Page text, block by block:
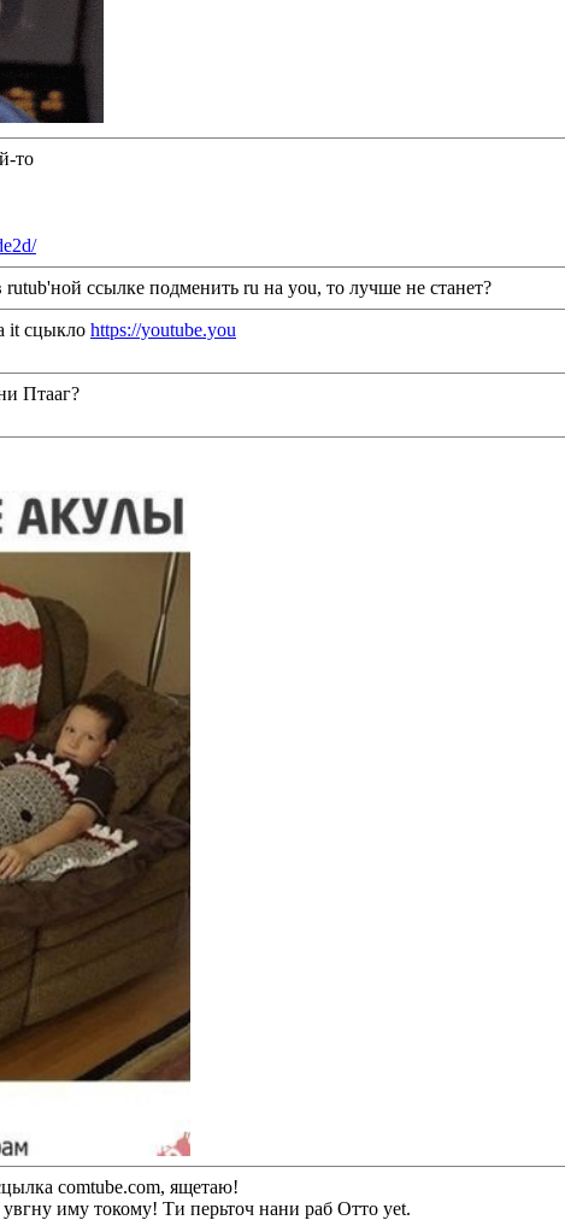
то
ссылке подменить ru на you, то лучше не станет?
it сцыкло https://youtube.you
Птааг?
comtube.com, ящетаю!
иму токому! Ти перьточ нани раб Отто yet.